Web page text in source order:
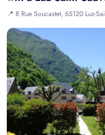
📍 8 Rue Soucastet, 65120 Luz-